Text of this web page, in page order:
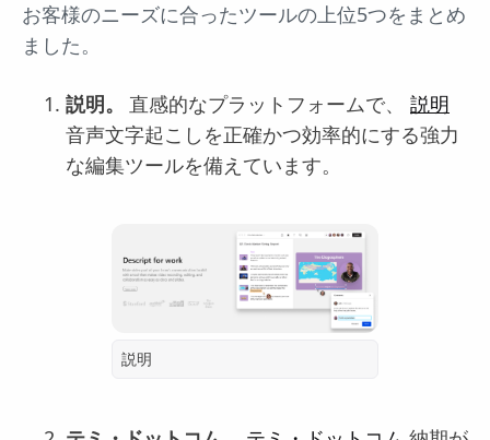
お客様のニーズに合ったツールの上位5つをまとめ
ました。
説明。 直感的なプラットフォームで、 説明
音声文字起こしを正確かつ効率的にする強力
な編集ツールを備えています。
説明